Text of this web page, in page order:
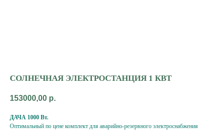
СОЛНЕЧНАЯ ЭЛЕКТРОСТАНЦИЯ 1 КВТ
153000,00 р.
ДАЧА 1000 Вт.
Оптимальный по цене комплект для аварийно-резервного электроснабжения